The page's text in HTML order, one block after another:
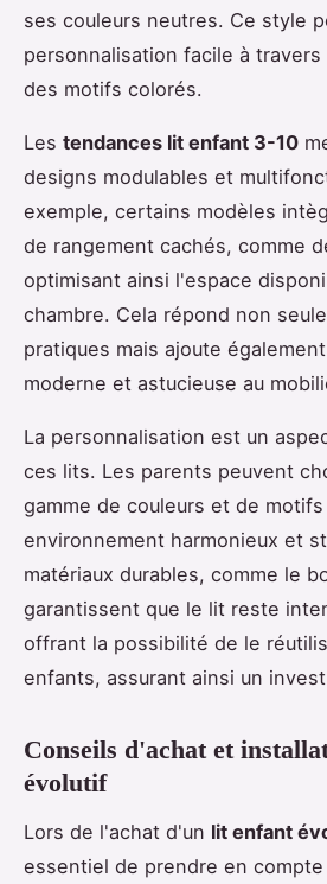
ses couleurs neutres. Ce style
personnalisation facile à
des motifs colorés.
Les tendances lit enfant 3-10
designs modulables et
exemple, certains modèles
de rangement cachés, comme
optimisant ainsi l'espace
chambre. Cela répond non
pratiques mais ajoute
moderne et astucieuse au
La personnalisation est un
ces lits. Les parents peuvent
gamme de couleurs et de
environnement harmonieux et
matériaux durables, comme le
garantissent que le lit reste
offrant la possibilité de le
enfants, assurant ainsi un
Conseils d'achat et
évolutif
Lors de l'achat d'un lit enfant
essentiel de prendre en compte